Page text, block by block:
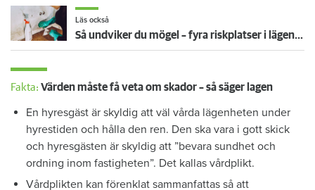
Läs också
Så undviker du mögel – fyra riskplatser i lägenheten: ”Måste städa bort”
Fakta: Värden måste få veta om skador – så säger lagen
En hyresgäst är skyldig att väl vårda lägenheten under
hyrestiden och hålla den ren. Den ska vara i gott skick
och hyresgästen är skyldig att ”bevara sundhet och
ordning inom fastigheten”. Det kallas vårdplikt.
Vårdplikten kan förenklat sammanfattas så att